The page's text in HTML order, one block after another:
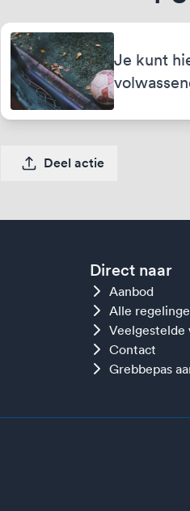
Je kunt
Deel actie
Direct naar
Aanbod
Alle
Veelgestelde
Contact
Grebbepas